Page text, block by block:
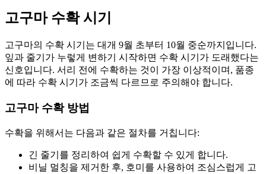
고구마 수확 시기
고구마의 수확 시기는 대개 9월 초부터 10월 중순까지입니다.
잎과 줄기가 누렇게 변하기 시작하면 수확 시기가 도래했다는
신호입니다. 서리 전에 수확하는 것이 가장 이상적이며, 품종
에 따라 수확 시기가 조금씩 다르므로 주의해야 합니다.
고구마 수확 방법
수확을 위해서는 다음과 같은 절차를 거칩니다:
긴 줄기를 정리하여 쉽게 수확할 수 있게 합니다.
비닐 멀칭을 제거한 후, 호미를 사용하여 조심스럽게 고